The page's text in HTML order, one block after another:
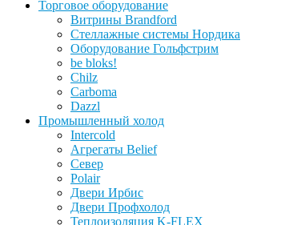
Торговое оборудование
Витрины Brandford
Стеллажные системы Нордика
Оборудование Гольфстрим
be bloks!
Chilz
Carboma
Dazzl
Промышленный холод
Intercold
Агрегаты Belief
Север
Polair
Двери Ирбис
Двери Профхолод
Теплоизоляция K-FLEX